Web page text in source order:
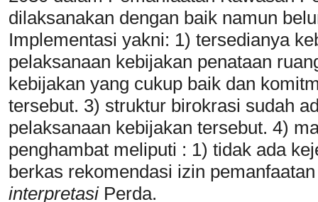
dilaksanakan dengan baik namun
Implementasi yakni: 1) tersedianya
pelaksanaan kebijakan penataan
kebijakan yang cukup baik dan
tersebut. 3) struktur birokrasi sudah
pelaksanaan kebijakan tersebut. 4)
penghambat meliputi : 1) tidak ada
berkas rekomendasi izin
interpretasi Perda.